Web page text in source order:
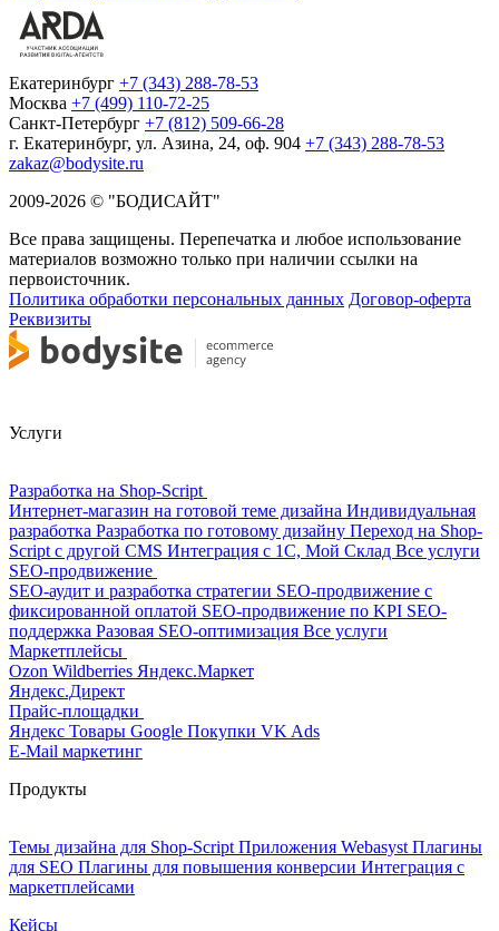
Екатеринбург +7 (343) 288-78-53
Москва +7 (499) 110-72-25
Санкт-Петербург +7 (812) 509-66-28
г. Екатеринбург, ул. Азина, 24, оф. 904 +7 (343) 288-78-53
zakaz@bodysite.ru
2009-2026 © "БОДИСАЙТ"
Все права защищены. Перепечатка и любое использование
материалов возможно только при наличии ссылки на
первоисточник.
Политика обработки персональных данных Договор-оферта
Реквизиты
Услуги
Разработка на Shop-Script
Интернет-магазин на готовой теме дизайна Индивидуальная
разработка Разработка по готовому дизайну Переход на Shop-
Script с другой CMS Интеграция с 1С, Мой Склад Все услуги
SEO-продвижение
SEO-аудит и разработка стратегии SEO-продвижение с
фиксированной оплатой SEO-продвижение по KPI SEO-
поддержка Разовая SEO-оптимизация Все услуги
Маркетплейсы
Ozon Wildberries Яндекс.Маркет
Яндекс.Директ
Прайс-площадки
Яндекс Товары Google Покупки VK Ads
E-Mail маркетинг
Продукты
Темы дизайна для Shop-Script Приложения Webasyst Плагины
для SEO Плагины для повышения конверсии Интеграция с
маркетплейсами
Кейсы